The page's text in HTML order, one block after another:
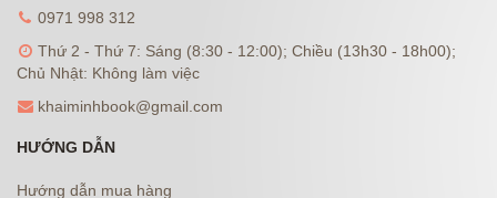
0971 998 312
Thứ 2 - Thứ 7: Sáng (8:30 - 12:00); Chiều (13h30 - 18h00);
Chủ Nhật: Không làm việc
khaiminhbook@gmail.com
HƯỚNG DẪN
Hướng dẫn mua hàng